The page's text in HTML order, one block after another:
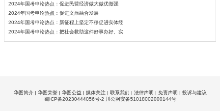
2024年国考申论热点：促进民营经济做大做优做强
2024年国考申论热点：促进文旅融合发展
2024年国考申论热点：新征程上坚定不移促进实体经
2024年国考申论热点：把社会救助这件好事办好、实
华图简介| 华图荣誉| 华图公益 | 媒体关注| 联系我们 | 法律声明 | 免责声明 | 投诉与建议
蜀ICP备20230444056号-2 川公网安备51018002000144号